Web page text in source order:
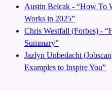
Austin Belcak - “How To
Works in 2025”
Chris Westfall (Forbes) -
Summary”
Jazlyn Unbedacht
Examples to Inspire You”